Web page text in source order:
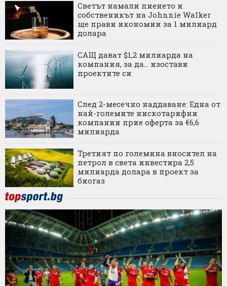
Светът намали пиенето и
собственикът на Johnnie Walker
ще прави икономии за 1 милиард
долара
САЩ дават $1,2 милиарда на
компания, за да... изостави
проектите си
След 2-месечно наддаване: Една от
най-големите нискотарифни
компании прие оферта за €6,6
милиарда
Третият по големина вносител на
петрол в света инвестира 2,5
милиарда долара в проект за
биогаз